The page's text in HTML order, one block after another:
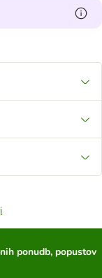
ponudb, popustov